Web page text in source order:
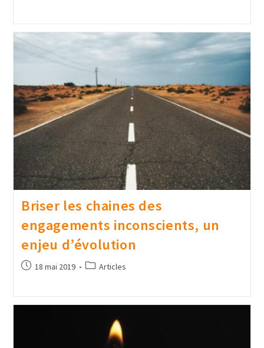
Briser les chaines des
engagements inconscients, un
enjeu d’évolution
18 mai 2019 Articles